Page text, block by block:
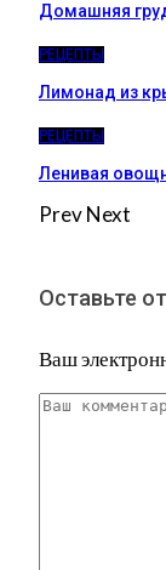
Домашняя
РЕЦЕПТЫ
Лимонад из
РЕЦЕПТЫ
Ленивая
PrevNext
Оставьте
Ваш